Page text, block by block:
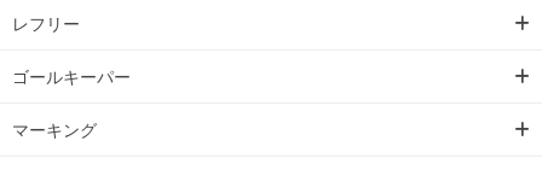
レフリー
ゴールキーパー
マーキング